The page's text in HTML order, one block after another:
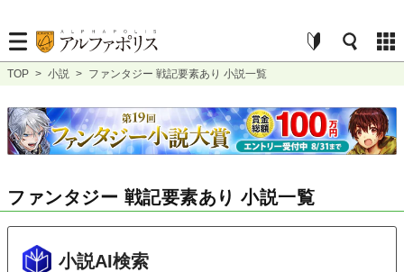
TOP > 小説 > ファンタジー 戦記要素あり 小説一覧
ファンタジー 戦記要素あり 小説一覧
小説AI検索